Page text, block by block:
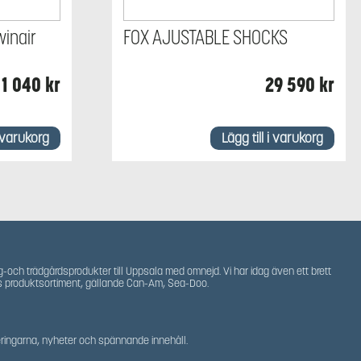
1 040 kr
FOX AJUSTABLE SHOCKS
29 590 kr
Lägg till i varukorg
och trädgårdsprodukter till Uppsala med omnejd. Vi har idag även ett brett
gällande Can-Am, Sea-Doo.
nyheter och spännande innehåll.